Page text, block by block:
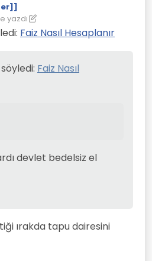
içinde söyledi:
yapmami tavsiye
net bir örnek, İsrail bunu
vardı devlet bedelsiz el
yazdı user]]
Faiz Nasıl Hesaplanır
Faiz Nasıl
devlet bedelsiz el
ırakda tapu dairesini